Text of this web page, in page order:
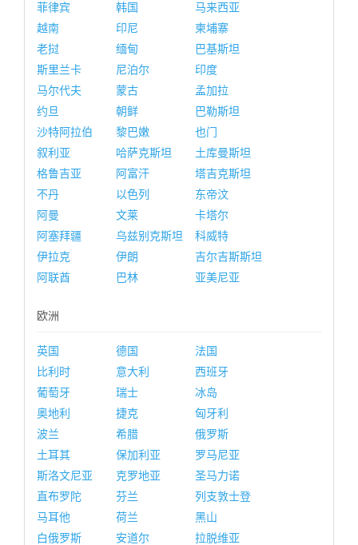
菲律宾
韩国
马来西亚
越南
印尼
柬埔寨
老挝
缅甸
巴基斯坦
斯里兰卡
尼泊尔
印度
马尔代夫
蒙古
孟加拉
约旦
朝鲜
巴勒斯坦
沙特阿拉伯
黎巴嫩
也门
叙利亚
哈萨克斯坦
土库曼斯坦
格鲁吉亚
阿富汗
塔吉克斯坦
不丹
以色列
东帝汶
阿曼
文莱
卡塔尔
阿塞拜疆
乌兹别克斯坦
科威特
伊拉克
伊朗
吉尔吉斯斯坦
阿联酋
巴林 亚美尼亚
欧洲
英国 德国
法国
比利时
意大利
西班牙
葡萄牙
瑞士
冰岛
奥地利
捷克
匈牙利
波兰
希腊
俄罗斯
土耳其
保加利亚
罗马尼亚
斯洛文尼亚
克罗地亚
圣马力诺
直布罗陀
芬兰
列支敦士登
马耳他
荷兰
黑山
白俄罗斯
安道尔
拉脱维亚